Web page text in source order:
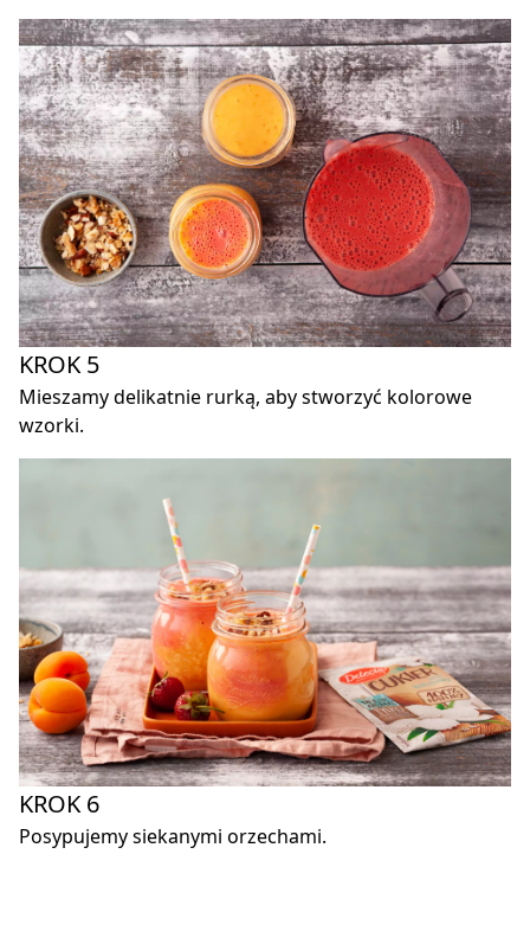
KROK 5
Mieszamy delikatnie rurką, aby stworzyć kolorowe
wzorki.
KROK 6
Posypujemy siekanymi orzechami.